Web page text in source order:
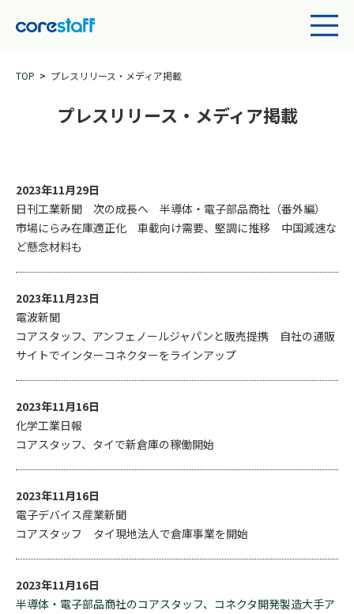
TOP プレスリリース・メディア掲載
プレスリリース・メディア掲載
2023年11月29日
日刊工業新聞 次の成長へ 半導体・電子部品商社（番外編）
市場にらみ在庫適正化 車載向け需要、堅調に推移 中国減速な
ど懸念材料も
2023年11月23日
電波新聞
コアスタッフ、アンフェノールジャパンと販売提携 自社の通販
サイトでインターコネクターをラインアップ
2023年11月16日
化学工業日報
コアスタッフ、タイで新倉庫の稼働開始
2023年11月16日
電子デバイス産業新聞
コアスタッフ タイ現地法人で倉庫事業を開始
2023年11月16日
半導体・電子部品商社のコアスタッフ、コネクタ開発製造大手ア